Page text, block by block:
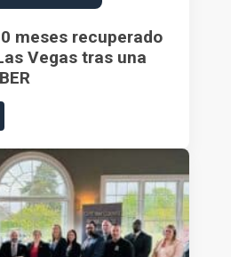
meses recuperado
Vegas tras una